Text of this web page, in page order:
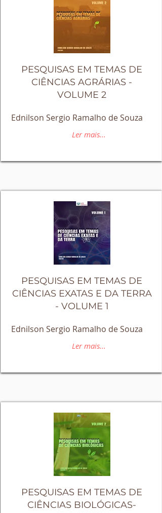
PESQUISAS EM TEMAS DE
CIÊNCIAS AGRÁRIAS -
VOLUME 2
Ednilson Sergio Ramalho de Souza
Ler mais...
PESQUISAS EM TEMAS DE
CIÊNCIAS EXATAS E DA TERRA
- VOLUME 1
Ednilson Sergio Ramalho de Souza
Ler mais...
PESQUISAS EM TEMAS DE
CIÊNCIAS BIOLÓGICAS-